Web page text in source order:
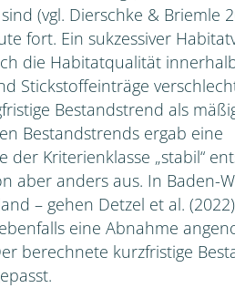
(vgl. Dierschke & Briemle
fort. Ein sukzessiver
die Habitatqualität
Stickstoffeinträge
Bestandstrend als
Bestandstrends ergab eine
Kriterienklasse „stabil“
aber anders aus. In Baden-
– gehen Detzel et al.
eine Abnahme
berechnete kurzfristige